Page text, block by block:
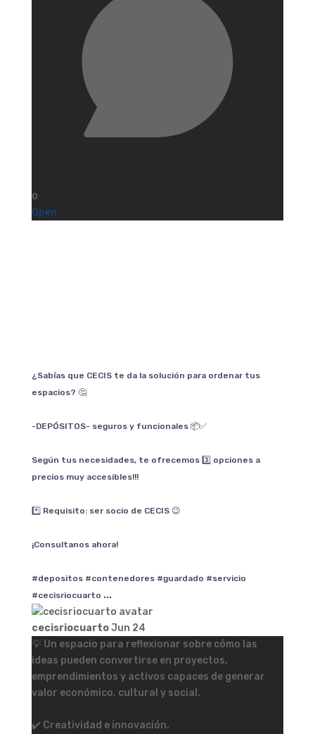
0
Open
¿Sabías que CECIS te da la solución para ordenar tus
espacios? 🤔
-DEPÓSITOS- seguros y funcionales 📦✅
Según tus necesidades, te ofrecemos 3️⃣ opciones a
precios muy accesibles!!!
*️⃣ Requisito: ser socio de CECIS 😉
¡Consultanos ahora!
#depositos #contenedores #guardado #servicio
#cecisriocuarto ...
cecisriocuartoJun 24
💡 Un espacio para reflexionar sobre cómo las
ideas pueden convertirse en proyectos,
emprendimientos y activos capaces de generar
valor económico, cultural y social.
✔️ Creatividad e innovación.